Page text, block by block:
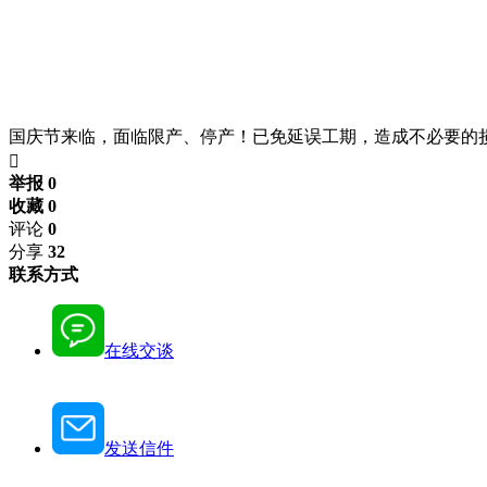
国庆节来临，面临限产、停产！已免延误工期，造成不必要的

举报 0
收藏 0
评论 0
分享 32
联系方式
在线交谈
发送信件